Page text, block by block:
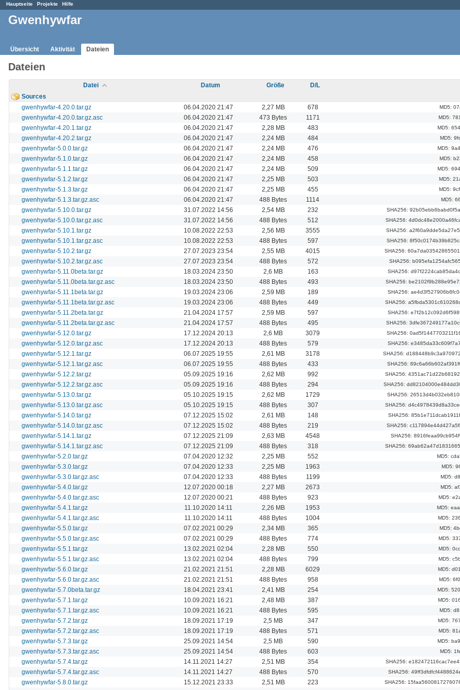
Hauptseite Projekte Hilfe
Gwenhywfar
Übersicht Aktivität Dateien
Dateien
Datei Datum Größe D/L
Sources
gwenhywfar-4.20.0.tar.gz
06.04.2020 21:47 2,27 MB 678 MD5:
gwenhywfar-4.20.0.tar.gz.asc 06.04.2020 21:47 473 Bytes 1171 MD5:
gwenhywfar-4.20.1.tar.gz 06.04.2020 21:47 2,28 MB 483 MD5:
gwenhywfar-4.20.2.tar.gz 06.04.2020 21:47 2,24 MB 484 MD5:
gwenhywfar-5.0.0.tar.gz 06.04.2020 21:47 2,24 MB 476 MD5:
gwenhywfar-5.1.0.tar.gz 06.04.2020 21:47 2,24 MB 458 MD5:
gwenhywfar-5.1.1.tar.gz 06.04.2020 21:47 2,24 MB 509 MD5:
gwenhywfar-5.1.2.tar.gz 06.04.2020 21:47 2,25 MB 503 MD5:
gwenhywfar-5.1.3.tar.gz 06.04.2020 21:47 2,25 MB 455 MD5:
gwenhywfar-5.1.3.tar.gz.asc 06.04.2020 21:47 488 Bytes 1114 MD5:
gwenhywfar-5.10.0.tar.gz 31.07.2022 14:56 2,54 MB 232 SHA256:
gwenhywfar-5.10.0.tar.gz.asc 31.07.2022 14:56 488 Bytes 512 SHA256:
gwenhywfar-5.10.1.tar.gz 10.08.2022 22:53 2,56 MB 3555 SHA256:
gwenhywfar-5.10.1.tar.gz.asc 10.08.2022 22:53 488 Bytes 597 SHA256:
gwenhywfar-5.10.2.tar.gz 27.07.2023 23:54 2,55 MB 4015 SHA256:
gwenhywfar-5.10.2.tar.gz.asc 27.07.2023 23:54 488 Bytes 572 SHA256:
gwenhywfar-5.11.0beta.tar.gz 18.03.2024 23:50 2,6 MB 163 SHA256:
gwenhywfar-5.11.0beta.tar.gz.asc 18.03.2024 23:50 488 Bytes 493 SHA256:
gwenhywfar-5.11.1beta.tar.gz 19.03.2024 23:06 2,59 MB 189 SHA256:
gwenhywfar-5.11.1beta.tar.gz.asc 19.03.2024 23:06 488 Bytes 449 SHA256:
gwenhywfar-5.11.2beta.tar.gz 21.04.2024 17:57 2,59 MB 597 SHA256:
gwenhywfar-5.11.2beta.tar.gz.asc 21.04.2024 17:57 488 Bytes 495 SHA256:
gwenhywfar-5.12.0.tar.gz 17.12.2024 20:13 2,6 MB 3079 SHA256:
gwenhywfar-5.12.0.tar.gz.asc 17.12.2024 20:13 488 Bytes 579 SHA256:
gwenhywfar-5.12.1.tar.gz 06.07.2025 19:55 2,61 MB 3178 SHA256:
gwenhywfar-5.12.1.tar.gz.asc 06.07.2025 19:55 488 Bytes 433 SHA256:
gwenhywfar-5.12.2.tar.gz 05.09.2025 19:16 2,62 MB 992 SHA256:
gwenhywfar-5.12.2.tar.gz.asc 05.09.2025 19:16 488 Bytes 294 SHA256:
gwenhywfar-5.13.0.tar.gz 05.10.2025 19:15 2,62 MB 1729 SHA256:
gwenhywfar-5.13.0.tar.gz.asc 05.10.2025 19:15 488 Bytes 307 SHA256:
gwenhywfar-5.14.0.tar.gz 07.12.2025 15:02 2,61 MB 148 SHA256:
gwenhywfar-5.14.0.tar.gz.asc 07.12.2025 15:02 488 Bytes 219 SHA256:
gwenhywfar-5.14.1.tar.gz 07.12.2025 21:09 2,63 MB 4548 SHA256:
gwenhywfar-5.14.1.tar.gz.asc 07.12.2025 21:09 488 Bytes 318 SHA256:
gwenhywfar-5.2.0.tar.gz 07.04.2020 12:32 2,25 MB 552 MD5:
gwenhywfar-5.3.0.tar.gz 07.04.2020 12:33 2,25 MB 1963 MD5:
gwenhywfar-5.3.0.tar.gz.asc 07.04.2020 12:33 488 Bytes 1199 MD5:
gwenhywfar-5.4.0.tar.gz 12.07.2020 00:18 2,27 MB 2673 MD5:
gwenhywfar-5.4.0.tar.gz.asc 12.07.2020 00:21 488 Bytes 923 MD5:
gwenhywfar-5.4.1.tar.gz 11.10.2020 14:11 2,26 MB 1953 MD5:
gwenhywfar-5.4.1.tar.gz.asc 11.10.2020 14:11 488 Bytes 1004 MD5:
gwenhywfar-5.5.0.tar.gz 07.02.2021 00:29 2,34 MB 365 MD5:
gwenhywfar-5.5.0.tar.gz.asc 07.02.2021 00:29 488 Bytes 774 MD5:
gwenhywfar-5.5.1.tar.gz 13.02.2021 02:04 2,28 MB 550 MD5:
gwenhywfar-5.5.1.tar.gz.asc 13.02.2021 02:04 488 Bytes 799 MD5:
gwenhywfar-5.6.0.tar.gz 21.02.2021 21:51 2,28 MB 6029 MD5:
gwenhywfar-5.6.0.tar.gz.asc 21.02.2021 21:51 488 Bytes 958 MD5:
gwenhywfar-5.7.0beta.tar.gz 18.04.2021 23:41 2,41 MB 254 MD5:
gwenhywfar-5.7.1.tar.gz 10.09.2021 16:21 2,48 MB 387 MD5:
gwenhywfar-5.7.1.tar.gz.asc 10.09.2021 16:21 488 Bytes 595 MD5:
gwenhywfar-5.7.2.tar.gz 18.09.2021 17:19 2,5 MB 347 MD5:
gwenhywfar-5.7.2.tar.gz.asc 18.09.2021 17:19 488 Bytes 571 MD5:
gwenhywfar-5.7.3.tar.gz 25.09.2021 14:54 2,5 MB 590 MD5:
gwenhywfar-5.7.3.tar.gz.asc 25.09.2021 14:54 488 Bytes 603 MD5:
gwenhywfar-5.7.4.tar.gz 14.11.2021 14:27 2,51 MB 354 SHA256:
gwenhywfar-5.7.4.tar.gz.asc 14.11.2021 14:27 488 Bytes 570 SHA256:
gwenhywfar-5.8.0.tar.gz 15.12.2021 23:33 2,51 MB 223 SHA256: